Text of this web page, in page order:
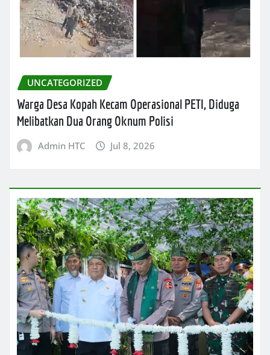
UNCATEGORIZED
Warga Desa Kopah Kecam Operasional PETI, Diduga
Melibatkan Dua Orang Oknum Polisi
Admin HTC Jul 8, 2026